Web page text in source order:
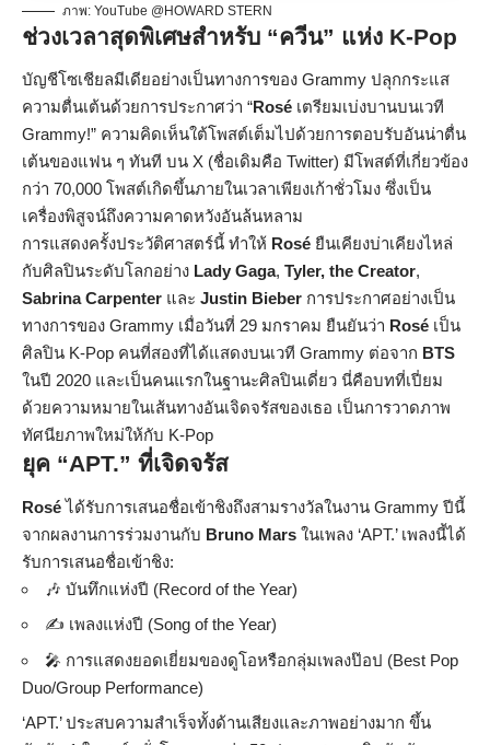
ภาพ: YouTube @HOWARD STERN
ช่วงเวลาสุดพิเศษสำหรับ “ควีน” แห่ง K-Pop
บัญชีโซเชียลมีเดียอย่างเป็นทางการของ Grammy ปลุกกระแส
ความตื่นเต้นด้วยการประกาศว่า “Rosé เตรียมเบ่งบานบนเวที
Grammy!” ความคิดเห็นใต้โพสต์เต็มไปด้วยการตอบรับอันน่าตื่น
เต้นของแฟน ๆ ทันที บน X (ชื่อเดิมคือ Twitter) มีโพสต์ที่เกี่ยวข้อง
กว่า 70,000 โพสต์เกิดขึ้นภายในเวลาเพียงเก้าชั่วโมง ซึ่งเป็น
เครื่องพิสูจน์ถึงความคาดหวังอันล้นหลาม
การแสดงครั้งประวัติศาสตร์นี้ ทำให้ Rosé ยืนเคียงบ่าเคียงไหล่
กับศิลปินระดับโลกอย่าง Lady Gaga, Tyler, the Creator,
Sabrina Carpenter และ Justin Bieber การประกาศอย่างเป็น
ทางการของ Grammy เมื่อวันที่ 29 มกราคม ยืนยันว่า Rosé เป็น
ศิลปิน K-Pop คนที่สองที่ได้แสดงบนเวที Grammy ต่อจาก BTS
ในปี 2020 และเป็นคนแรกในฐานะศิลปินเดี่ยว นี่คือบทที่เปี่ยม
ด้วยความหมายในเส้นทางอันเจิดจรัสของเธอ เป็นการวาดภาพ
ทัศนียภาพใหม่ให้กับ K-Pop
ยุค “APT.” ที่เจิดจรัส
Roséได้รับการเสนอชื่อเข้าชิงถึงสามรางวัลในงาน Grammy ปีนี้
จากผลงานการร่วมงานกับ Bruno Mars ในเพลง ‘APT.’ เพลงนี้ได้
รับการเสนอชื่อเข้าชิง:
🎶 บันทึกแห่งปี (Record of the Year)
✍️ เพลงแห่งปี (Song of the Year)
🎤 การแสดงยอดเยี่ยมของดูโอหรือกลุ่มเพลงป๊อป (Best Pop
Duo/Group Performance)
‘APT.’ ประสบความสำเร็จทั้งด้านเสียงและภาพอย่างมาก ขึ้น